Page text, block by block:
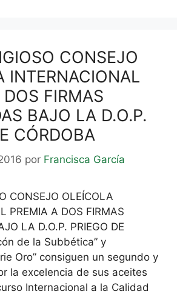
CONSEJO
INTERNACIONAL
FIRMAS
BAJO LA D.O.P.
CÓRDOBA
por Francisca García
CONSEJO OLEÍCOLA
PREMIA A DOS FIRMAS
LA D.O.P. PRIEGO DE
de la Subbética” y
Oro” consiguen un segundo y
la excelencia de sus aceites
Internacional a la Calidad